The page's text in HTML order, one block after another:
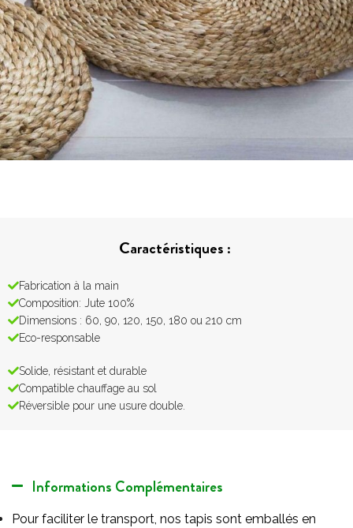
Caractéristiques :
Fabrication à la main
Composition: Jute 100%
Dimensions : 60, 90, 120, 150, 180 ou 210 cm
Eco-responsable
Solide, résistant et durable
Compatible chauffage au sol
Réversible pour une usure double.
Informations Complémentaires
Pour faciliter le transport, nos tapis sont emballés en